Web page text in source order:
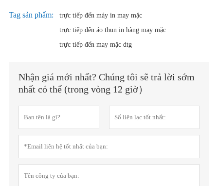
Tag sản phẩm:
trực tiếp đến máy in may mặc
trực tiếp đến áo thun in hàng may mặc
trực tiếp đến may mặc dtg
Nhận giá mới nhất? Chúng tôi sẽ trả lời sớm
nhất có thể (trong vòng 12 giờ）